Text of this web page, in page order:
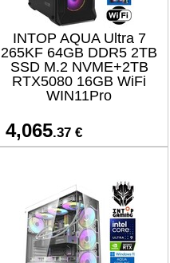
INTOP AQUA Ultra 7
265KF 64GB DDR5 2TB
SSD M.2 NVME+2TB
RTX5080 16GB WiFi
WIN11Pro
4,065.37 €